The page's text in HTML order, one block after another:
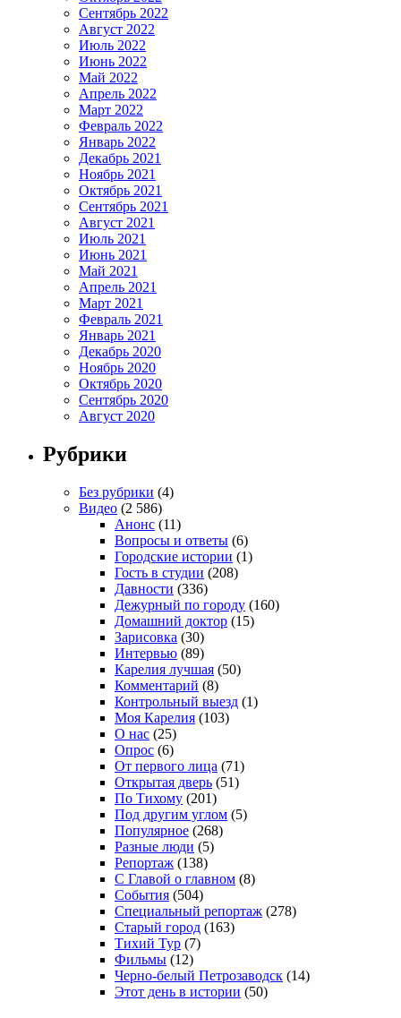
Сентябрь 2022
Август 2022
Июль 2022
Июнь 2022
Май 2022
Апрель 2022
Март 2022
Февраль 2022
Январь 2022
Декабрь 2021
Ноябрь 2021
Октябрь 2021
Сентябрь 2021
Август 2021
Июль 2021
Июнь 2021
Май 2021
Апрель 2021
Март 2021
Февраль 2021
Январь 2021
Декабрь 2020
Ноябрь 2020
Октябрь 2020
Сентябрь 2020
Август 2020
Рубрики
Без рубрики (4)
Видео (2 586)
Анонс (11)
Вопросы и ответы (6)
Городские истории (1)
Гость в студии (208)
Давности (336)
Дежурный по городу (160)
Домашний доктор (15)
Зарисовка (30)
Интервью (89)
Карелия лучшая (50)
Комментарий (8)
Контрольный выезд (1)
Моя Карелия (103)
О нас (25)
Опрос (6)
От первого лица (71)
Открытая дверь (51)
По Тихому (201)
Под другим углом (5)
Популярное (268)
Разные люди (5)
Репортаж (138)
С Главой о главном (8)
События (504)
Специальный репортаж (278)
Старый город (163)
Тихий Тур (7)
Фильмы (12)
Черно-белый Петрозаводск (14)
Этот день в истории (50)